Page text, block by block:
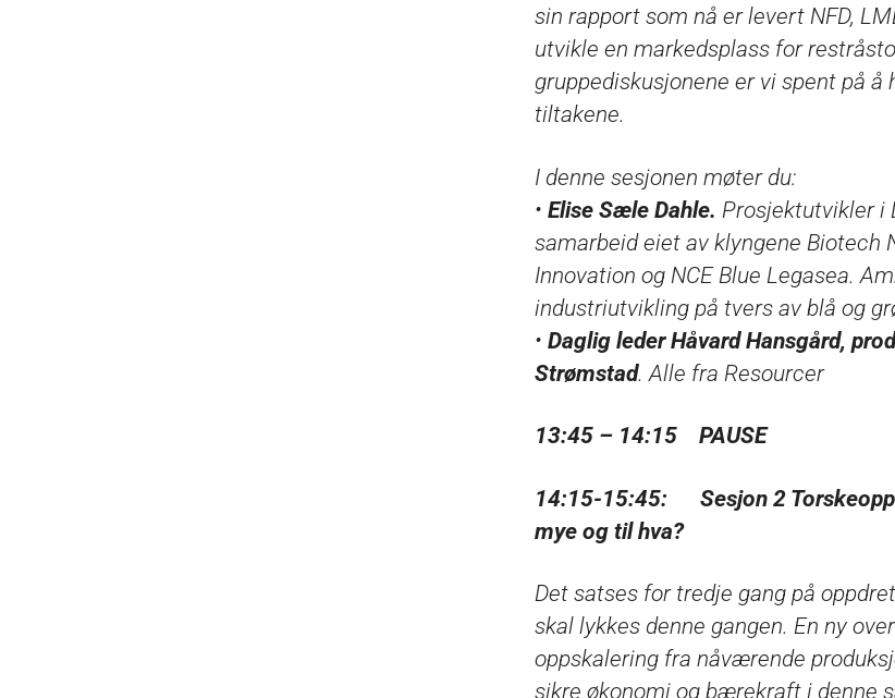
sin rapport som nå er levert NFD,
utvikle en markedsplass for
gruppediskusjonene er vi spent på
tiltakene.
I denne sesjonen møter du:
• Elise Sæle Dahle. Prosjektutvikler i
samarbeid eiet av klyngene Biotech
Innovation og NCE Blue Legasea.
industriutvikling på tvers av blå og
• Daglig leder Håvard Hansgård,
Strømstad. Alle fra Resourcer
13:45 – 14:15 PAUSE
14:15-15:45: Sesjon 2
mye og til hva?
Det satses for tredje gang på
skal lykkes denne gangen. En ny
oppskalering fra nåværende
sikre økonomi og bærekraft i denne